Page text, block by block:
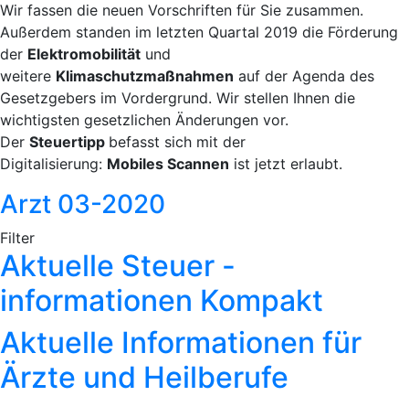
Wir fassen die neuen Vorschriften für Sie zusammen.
Außerdem standen im letzten Quartal 2019 die Förderung
der Elektromobilität und
weitere Klimaschutzmaßnahmen auf der Agenda des
Gesetzgebers im Vordergrund. Wir stellen Ihnen die
wichtigsten gesetzlichen Änderungen vor.
Der Steuertipp befasst sich mit der
Digitalisierung: Mobiles Scannen ist jetzt erlaubt.
Arzt 03-2020
Filter
Aktuelle Steuer -
informationen Kompakt
Aktuelle Informationen für
Ärzte und Heilberufe